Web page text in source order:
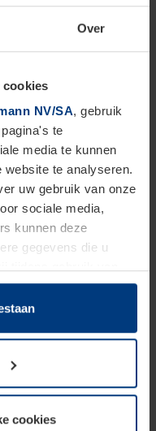
Over
cookies
NV/SA, gebruik
te
media te kunnen
website te analyseren.
uw gebruik van onze
sociale media,
kunnen deze
gegevens die u
op uw
is. Voor alle andere
benodigd. Uw
bij de uitleg van de
cookies